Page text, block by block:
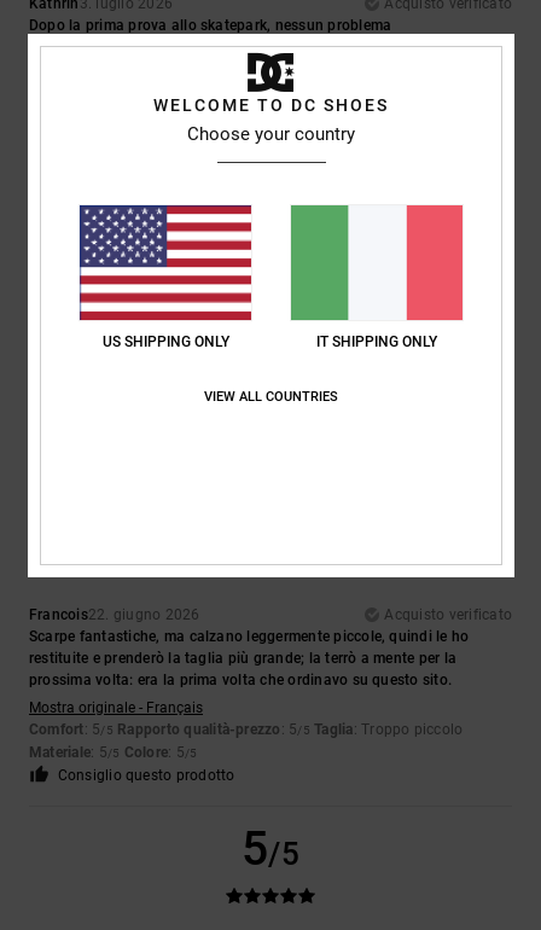
Kathrin 3. luglio 2026
Acquisto verificato
Dopo la prima prova allo skatepark, nessun problema
Rapporto qualità-prezzo: 5
5
29. giugno 2026
Sono così comode che le indosso tutti i giorni da quando le ho
Francois22. giugno 2026
Acquisto verificato
Scarpe fantastiche, ma calzano leggermente piccole, quindi le ho
restituite e prenderò la taglia più grande; la terrò a mente per la
prossima volta: era la prima volta che ordinavo su questo sito.
Mostra originale - Français
Comfort: 5/5 Rapporto qualità-prezzo : 5/5 Taglia: Troppo piccolo
Materiale: 5/5 Colore: 5/5
Consiglio questo prodotto
5/5
WELCOME TO DC SHOES
Choose your country
US SHIPPING ONLY IT SHIPPING ONLY
VIEW ALL COUNTRIES